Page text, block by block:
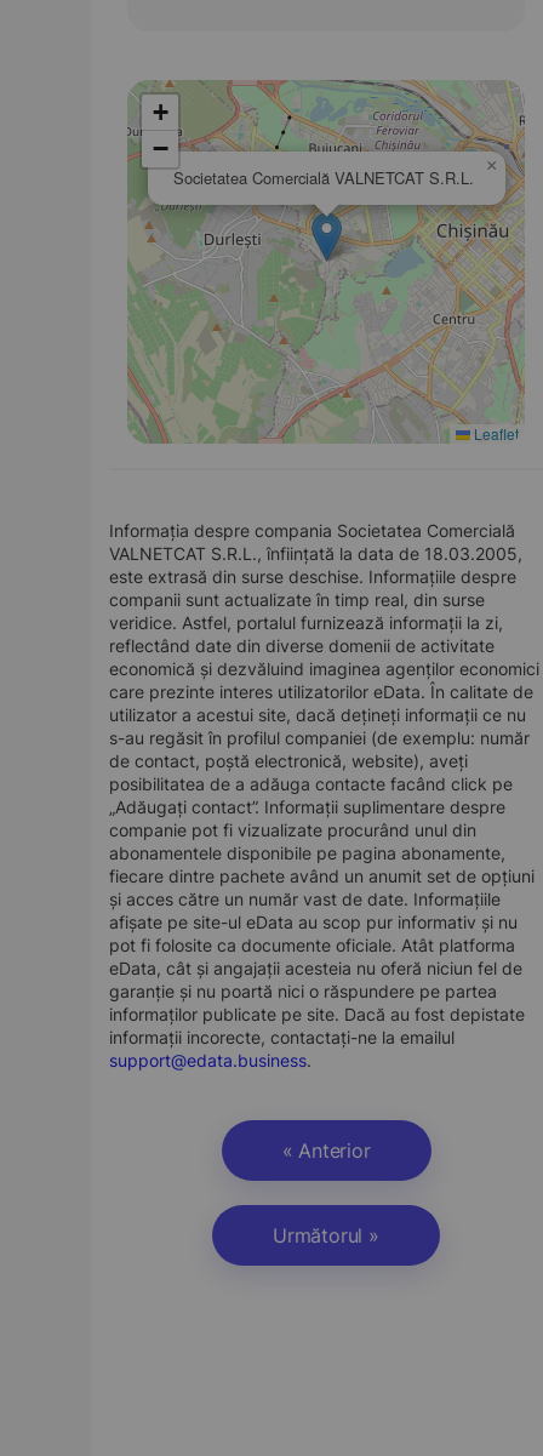
Societatea Comercială VALNETCAT S.R.L.
×
+
−
Leaflet
Informația despre compania Societatea Comercială
VALNETCAT S.R.L., înființată la data de 18.03.2005,
este extrasă din surse deschise. Informațiile despre
companii sunt actualizate în timp real, din surse
veridice. Astfel, portalul furnizează informații la zi,
reflectând date din diverse domenii de activitate
economică și dezvăluind imaginea agenților economici
care prezinte interes utilizatorilor eData. În calitate de
utilizator a acestui site, dacă dețineți informații ce nu
s-au regăsit în profilul companiei (de exemplu: număr
de contact, poștă electronică, website), aveți
posibilitatea de a adăuga contacte facând click pe
„Adăugați contact”. Informații suplimentare despre
companie pot fi vizualizate procurând unul din
abonamentele disponibile pe pagina abonamente,
fiecare dintre pachete având un anumit set de opțiuni
și acces către un număr vast de date. Informațiile
afișate pe site-ul eData au scop pur informativ și nu
pot fi folosite ca documente oficiale. Atât platforma
eData, cât și angajații acesteia nu oferă niciun fel de
garanție și nu poartă nici o răspundere pe partea
informaților publicate pe site. Dacă au fost depistate
informații incorecte, contactați-ne la emailul
support@edata.business.
« Anterior
Următorul »